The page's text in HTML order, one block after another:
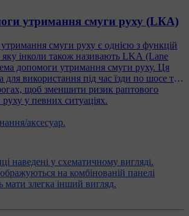
аксесуар.
наведені у схематичному вигляді.
на комбінованій панелі
мати злегка інший вигляд.
утримання смуги руху (LКА)
смуги руху є однією з функцій
інколи також називають LKA (Lane
допомоги утримання смуги руху. Ця
для використання під час їзди по шосе та
щоб зменшити ризик раптового
у певних ситуаціях.